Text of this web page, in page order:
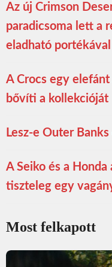
Az új Crimson
paradicsoma lett a
eladható portékával
A Crocs egy elefánt
bővíti a kollekcióját
Lesz-e Outer
A Seiko és a
tiszteleg egy
Most felkapott